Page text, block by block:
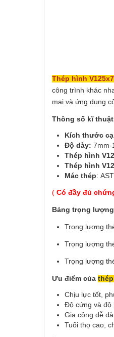
Thép hình
công trình khác
mại và ứng dụng
Thông số kĩ
Kích thước
Độ dày: 7mm-
Thép hình
Thép hình
Mác thép:
( Có đầy đủ
Bảng trọng
Trọng lượng
Trọng lượng
Trọng lượng
Ưu điểm của
Chịu lực tốt,
Độ cứng và độ
Gia công dễ
Tuổi thọ cao,